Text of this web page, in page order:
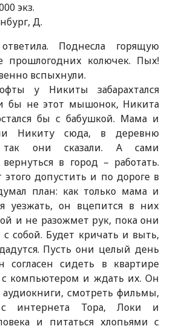
экз.
Д.
Поднесла горящую
прошлогодних колючек. Пых!
вспыхнули.
у Никиты забарахтался
бы не этот мышонок, Никита
бы с бабушкой. Мама и
Никиту сюда, в деревню
они сказали. А сами
в город – работать.
допустить и по дороге в
план: как только мама и
уезжать, он вцепится в них
и не разожмет рук, пока они
с собой. Будет кричать и выть,
Пусть они целый день
согласен сидеть в квартире
компьютером и ждать их. Он
аудиокниги, смотреть фильмы,
с интернета Тора, Локи и
и питаться хлопьями с